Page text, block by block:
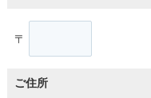
〒
ご住所